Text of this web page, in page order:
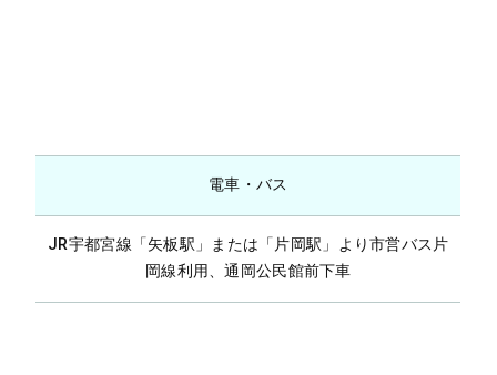
電車・バス
JR宇都宮線「矢板駅」または「片岡駅」より市営バス片
岡線利用、通岡公民館前下車